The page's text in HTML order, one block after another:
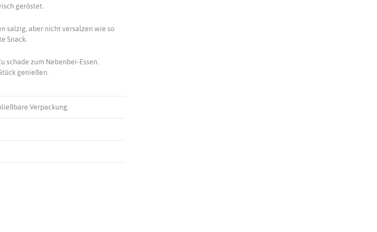
geröstet.
salzig, aber nicht versalzen wie so
Snack.
zum Nebenbei-Essen.
genießen.
Verpackung.